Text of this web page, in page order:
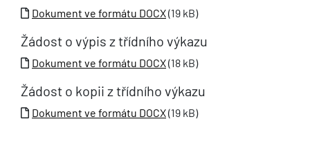
Dokument ve formátu DOCX(19 kB)
Žádost o výpis z třídního výkazu
Dokument ve formátu DOCX(18 kB)
Žádost o kopii z třídního výkazu
Dokument ve formátu DOCX(19 kB)